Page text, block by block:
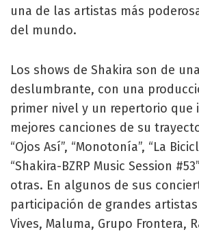
una de las artistas más
del mundo.
Los shows de Shakira son de
deslumbrante, con una
primer nivel y un repertorio que
mejores canciones de su
“Ojos Así”, “Monotonía”, “La
“Shakira-BZRP Music Session
otras. En algunos de sus
participación de grandes
Vives, Maluma, Grupo Frontera,